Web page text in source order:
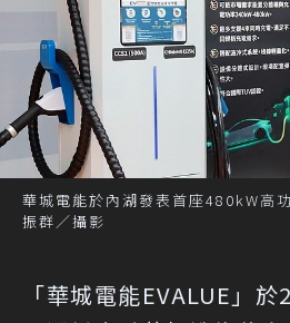
華城電能於內湖發表首座480kW高
振群／攝影
「華城電能EVALUE」